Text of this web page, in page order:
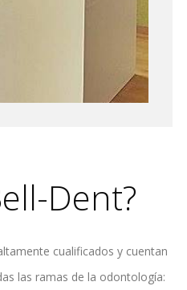
Dent?
cualificados y cuentan
las ramas de la odontología: